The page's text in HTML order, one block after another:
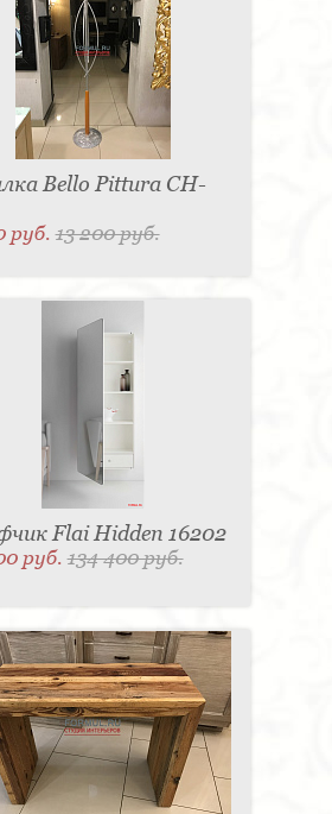
Bello Pittura CH-
руб.13 200 руб.
Flai Hidden 16202
руб.134 400 руб.